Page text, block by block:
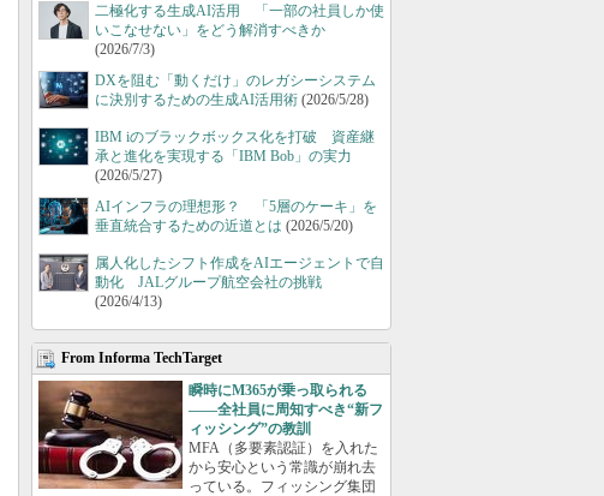
二極化する生成AI活用 「一部の社員しか使
いこなせない」をどう解消すべきか
(2026/7/3)
DXを阻む「動くだけ」のレガシーシステム
に決別するための生成AI活用術 (2026/5/28)
IBM iのブラックボックス化を打破 資産継
承と進化を実現する「IBM Bob」の実力
(2026/5/27)
AIインフラの理想形？ 「5層のケーキ」を
垂直統合するための近道とは (2026/5/20)
属人化したシフト作成をAIエージェントで自
動化 JALグループ航空会社の挑戦
(2026/4/13)
From Informa TechTarget
瞬時にM365が乗っ取られる
――全社員に周知すべき“新フ
ィッシング”の教訓
MFA（多要素認証）を入れた
から安心という常識が崩れ去
っている。フィッシング集団